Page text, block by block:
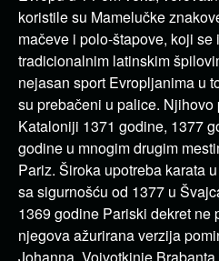
koristile su Mamelučke
mačeve i polo-štapove, koji se
tradicionalnim latinskim
nejasan sport Evropljanima u
su prebačeni u palice. Njihovo
Kataloniji 1371 godine, 1377
godine u mnogim drugim
Pariz. Široka upotreba karata
sa sigurnošću od 1377 u
1369 godine Pariski dekret ne
njegova ažurirana verzija